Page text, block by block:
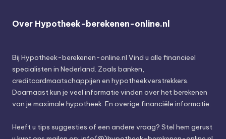
Over Hypotheek-berekenen-online.nl
Bij Hypotheek-berekenen-online.nl Vind u alle financieel
specialisten in Nederland. Zoals banken,
creditcardmaatschappijen en hypotheekverstrekkers.
Daarnaast kun je veel informatie vinden over het berekenen
van je maximale hypotheek. En overige financiële informatie.
Heeft u tips suggesties of een andere vraag? Stel hem gerust